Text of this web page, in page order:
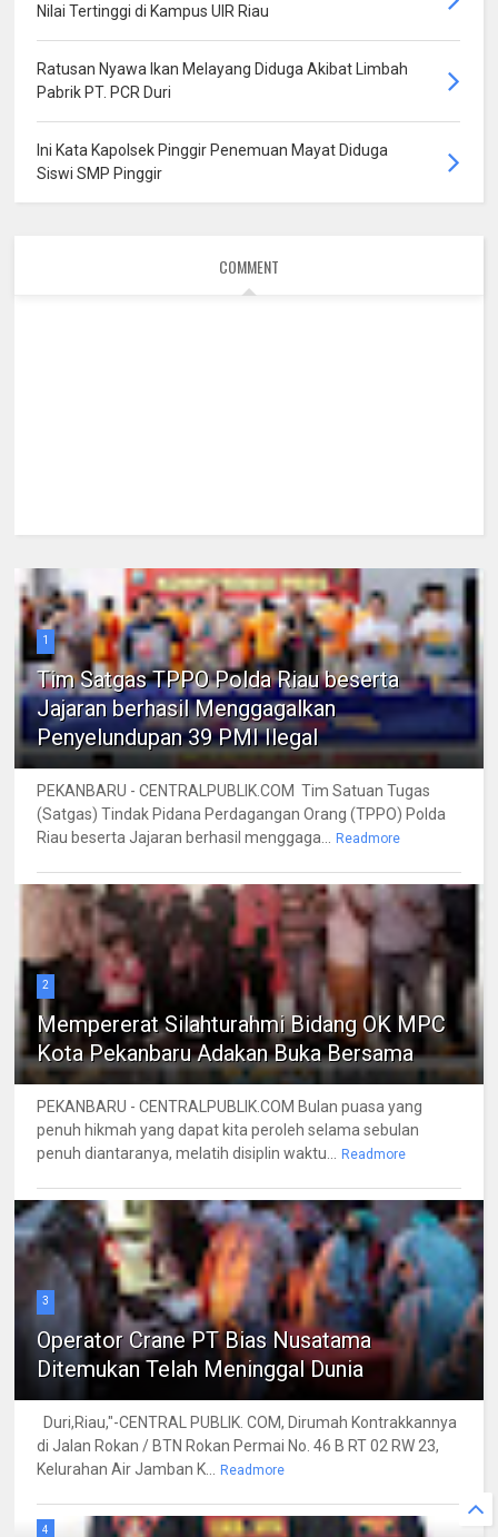
Nilai Tertinggi di Kampus UIR Riau
Ratusan Nyawa Ikan Melayang Diduga Akibat Limbah
Pabrik PT. PCR Duri
Ini Kata Kapolsek Pinggir Penemuan Mayat Diduga
Siswi SMP Pinggir
COMMENT
1
Tim Satgas TPPO Polda Riau beserta
Jajaran berhasil Menggagalkan
Penyelundupan 39 PMI Ilegal
PEKANBARU - CENTRALPUBLIK.COM Tim Satuan Tugas
(Satgas) Tindak Pidana Perdagangan Orang (TPPO) Polda
Riau beserta Jajaran berhasil menggaga...
Readmore
2
Mempererat Silahturahmi Bidang OK MPC
Kota Pekanbaru Adakan Buka Bersama
PEKANBARU - CENTRALPUBLIK.COM Bulan puasa yang
penuh hikmah yang dapat kita peroleh selama sebulan
penuh diantaranya, melatih disiplin waktu...
Readmore
3
Operator Crane PT Bias Nusatama
Ditemukan Telah Meninggal Dunia
Duri,Riau,"-CENTRAL PUBLIK. COM, Dirumah Kontrakkannya
di Jalan Rokan / BTN Rokan Permai No. 46 B RT 02 RW 23,
Kelurahan Air Jamban K...
Readmore
4